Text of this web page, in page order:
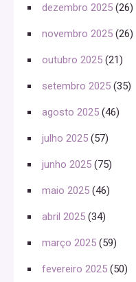
dezembro 2025 (26)
novembro 2025 (26)
outubro 2025 (21)
setembro 2025 (35)
agosto 2025 (46)
julho 2025 (57)
junho 2025 (75)
maio 2025 (46)
abril 2025 (34)
março 2025 (59)
fevereiro 2025 (50)